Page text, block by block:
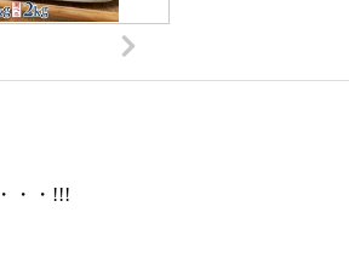
・・!!!